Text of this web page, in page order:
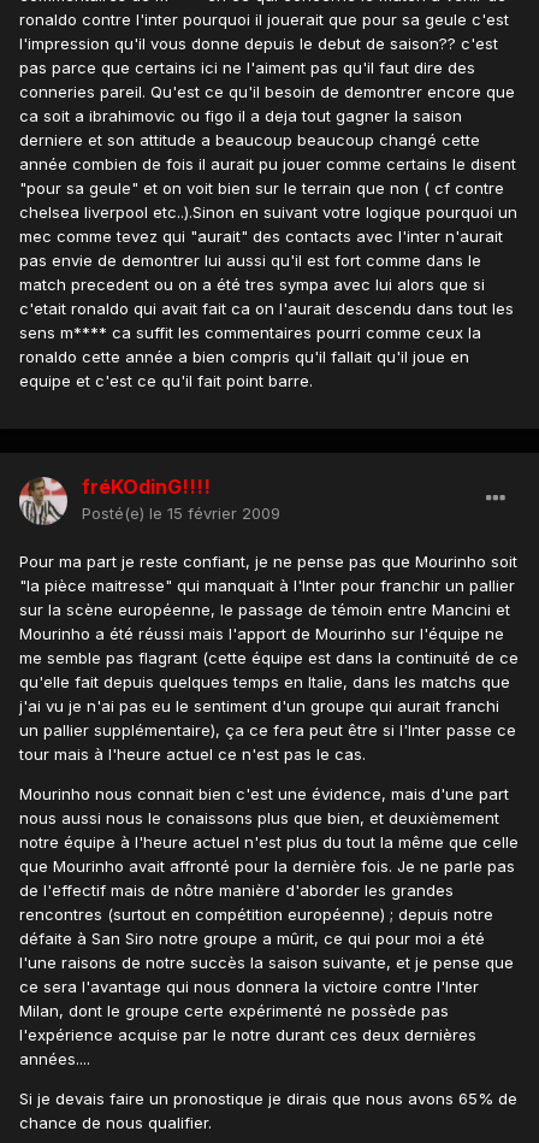
ronaldo contre l'inter pourquoi il jouerait que pour sa geule c'est
l'impression qu'il vous donne depuis le debut de saison?? c'est
pas parce que certains ici ne l'aiment pas qu'il faut dire des
conneries pareil. Qu'est ce qu'il besoin de demontrer encore que
ca soit a ibrahimovic ou figo il a deja tout gagner la saison
derniere et son attitude a beaucoup beaucoup changé cette
année combien de fois il aurait pu jouer comme certains le disent
"pour sa geule" et on voit bien sur le terrain que non ( cf contre
chelsea liverpool etc..).Sinon en suivant votre logique pourquoi un
mec comme tevez qui "aurait" des contacts avec l'inter n'aurait
pas envie de demontrer lui aussi qu'il est fort comme dans le
match precedent ou on a été tres sympa avec lui alors que si
c'etait ronaldo qui avait fait ca on l'aurait descendu dans tout les
sens m**** ca suffit les commentaires pourri comme ceux la
ronaldo cette année a bien compris qu'il fallait qu'il joue en
equipe et c'est ce qu'il fait point barre.
fréKOdinG!!!!
Posté(e) le 15 février 2009
Pour ma part je reste confiant, je ne pense pas que Mourinho soit
"la pièce maitresse" qui manquait à l'Inter pour franchir un pallier
sur la scène européenne, le passage de témoin entre Mancini et
Mourinho a été réussi mais l'apport de Mourinho sur l'équipe ne
me semble pas flagrant (cette équipe est dans la continuité de ce
qu'elle fait depuis quelques temps en Italie, dans les matchs que
j'ai vu je n'ai pas eu le sentiment d'un groupe qui aurait franchi
un pallier supplémentaire), ça ce fera peut être si l'Inter passe ce
tour mais à l'heure actuel ce n'est pas le cas.
Mourinho nous connait bien c'est une évidence, mais d'une part
nous aussi nous le conaissons plus que bien, et deuxièmement
notre équipe à l'heure actuel n'est plus du tout la même que celle
que Mourinho avait affronté pour la dernière fois. Je ne parle pas
de l'effectif mais de nôtre manière d'aborder les grandes
rencontres (surtout en compétition européenne) ; depuis notre
défaite à San Siro notre groupe a mûrit, ce qui pour moi a été
l'une raisons de notre succès la saison suivante, et je pense que
ce sera l'avantage qui nous donnera la victoire contre l'Inter
Milan, dont le groupe certe expérimenté ne possède pas
l'expérience acquise par le notre durant ces deux dernières
années....
Si je devais faire un pronostique je dirais que nous avons 65% de
chance de nous qualifier.